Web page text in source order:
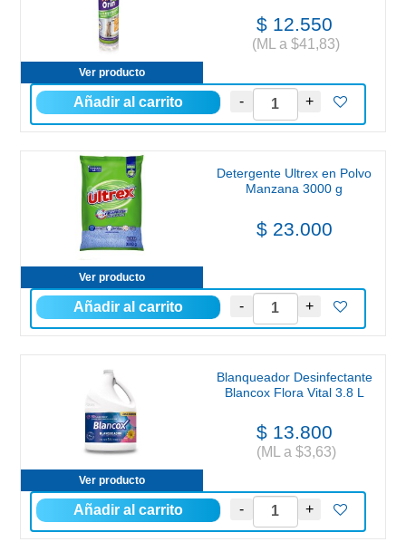
Ver producto
$ 12.550
(ML a $41,83)
Ver producto
Detergente Ultrex en Polvo
Manzana 3000 g
$ 23.000
Ver producto
Blanqueador Desinfectante
Blancox Flora Vital 3.8 L
$ 13.800
(ML a $3,63)